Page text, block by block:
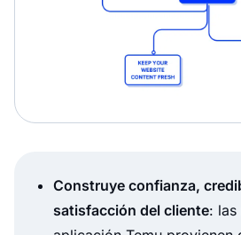
Construye confianza,
satisfacción del cliente: las